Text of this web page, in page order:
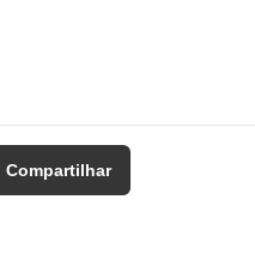
Compartilhar